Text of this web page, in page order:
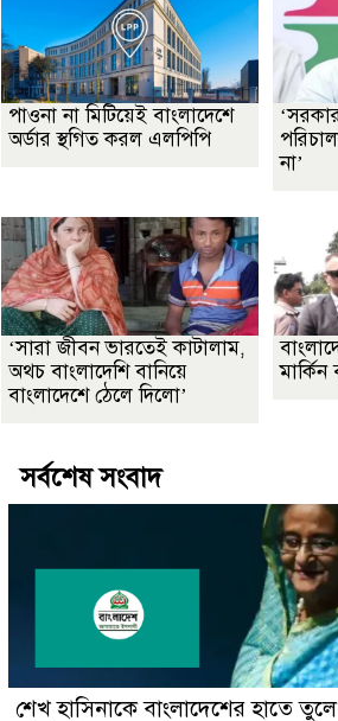
পাওনা না মিটিয়েই বাংলাদেশে
অর্ডার স্থগিত করল এলপিপি
না’
‘সারা জীবন ভারতেই কাটালাম,
অথচ বাংলাদেশি বানিয়ে
বাংলাদেশে ঠেলে দিলো’
সর্বশেষ সংবাদ
শেখ হাসিনাকে বাংলাদেশের হাতে